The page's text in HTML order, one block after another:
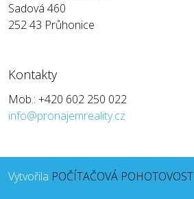
Sadová 460
252 43 Průhonice
Kontakty
Mob.: +420 602 250 022
info@pronajemreality.cz
Vytvořila POČÍTAČOVÁ POHOTOVOST